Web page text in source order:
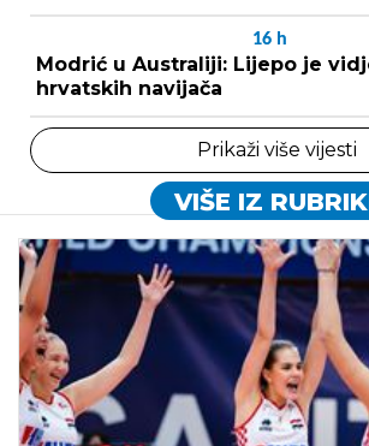
16 h
Modrić u Australiji: Lijepo je
hrvatskih navijača
Prikaži više vijesti
VIŠE IZ